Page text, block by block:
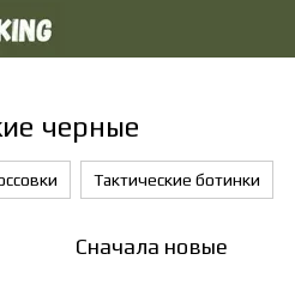
черные
Тактические ботинки
Сначала новые